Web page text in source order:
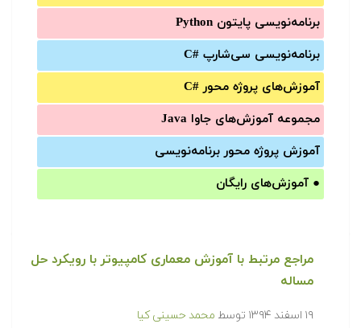
برنامه‌نویسی پایتون Python
برنامه‌‌نویسی سی‌شارپ C#‎
آموزش‌های پروژه محور #C
مجموعه آموزش‌های جاوا Java
آموزش‌ پروژه محور برنامه‌نویسی
● آموزش‌های رایگان
مراجع مرتبط با آموزش معماری کامپیوتر با رویکرد حل
مساله‎
۱۹ اسفند ۱۳۹۴ توسط محمد حسینی کیا